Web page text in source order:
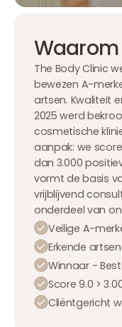
Waarom
The Body Clinic
bewezen A-
artsen. Kwaliteit
2025 werd
cosmetische
aanpak: we
dan 3.000
vormt de basis
vrijblijvend
onderdeel van
Veilige A-
Erkende
Winnaar -
Score 9.0 >
Cliëntgericht